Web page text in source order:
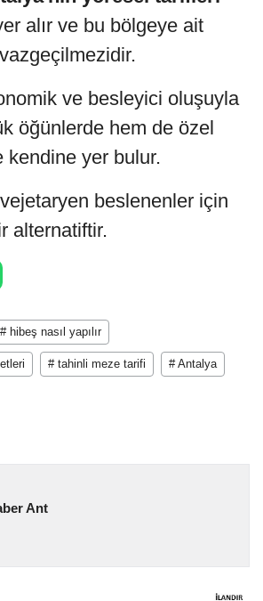
alır ve bu bölgeye ait
ve besleyici oluşuyla
öğünlerde hem de özel
kendine yer bulur.
beslenenler için
alternatiftir.
# hibeş nasıl yapılır
# tahinli meze tarifi # Antalya
Ant